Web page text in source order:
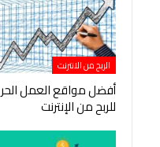
الربح من الانترنت
أفضل مواقع العمل الحر
للربح من الإنترنت